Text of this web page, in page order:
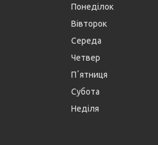
Понеділок
Вівторок
Середа
Четвер
Пʼятниця
Субота
Неділя